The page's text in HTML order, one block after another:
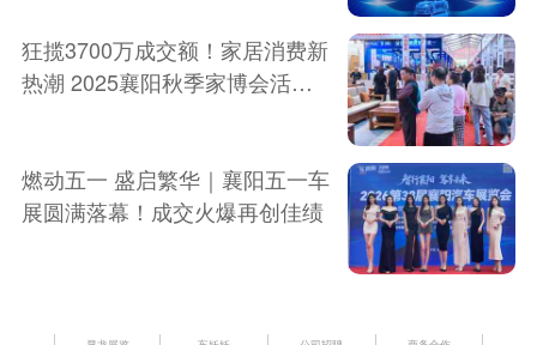
狂揽3700万成交额！家居消费新
热潮 2025襄阳秋季家博会活动
燃动五一 盛启繁华｜襄阳五一车
展圆满落幕！成交火爆再创佳绩